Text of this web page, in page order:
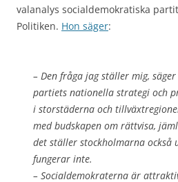
valanalys socialdemokratiska
Politiken. Hon säger:
– Den fråga jag ställer mig,
partiets nationella strategi och
i storstäderna och
med budskapen om rättvisa,
det ställer stockholmarna också
fungerar inte.
– Socialdemokraterna är